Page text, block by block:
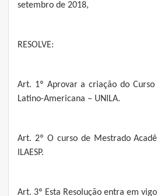
setembro de 2018,
RESOLVE:
Art. 1º Aprovar a criação do Curso
Latino-Americana – UNILA.
Art. 2º O curso de Mestrado
ILAESP.
Art. 3º Esta Resolução entra em